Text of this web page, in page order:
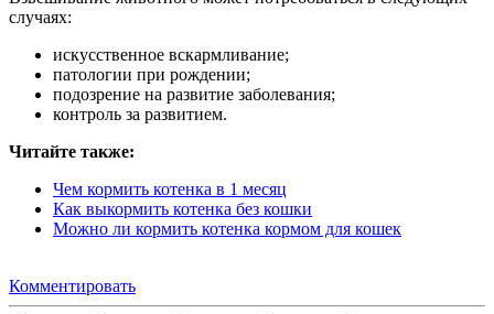
случаях:
искусственное вскармливание;
патологии при рождении;
подозрение на развитие заболевания;
контроль за развитием.
Читайте также:
Чем кормить котенка в 1 месяц
Как выкормить котенка без кошки
Можно ли кормить котенка кормом для кошек
Комментировать